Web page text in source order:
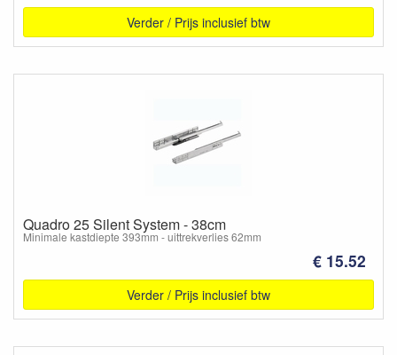
Verder / Prijs inclusief btw
Quadro 25 Silent System - 38cm
Minimale kastdiepte 393mm - uittrekverlies 62mm
€ 15.52
Verder / Prijs inclusief btw